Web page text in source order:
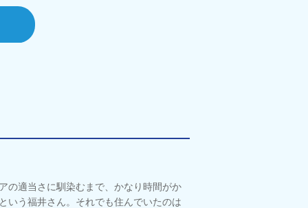
の適当さに馴染むまで、かなり時間がか
いう福井さん。それでも住んでいたのは